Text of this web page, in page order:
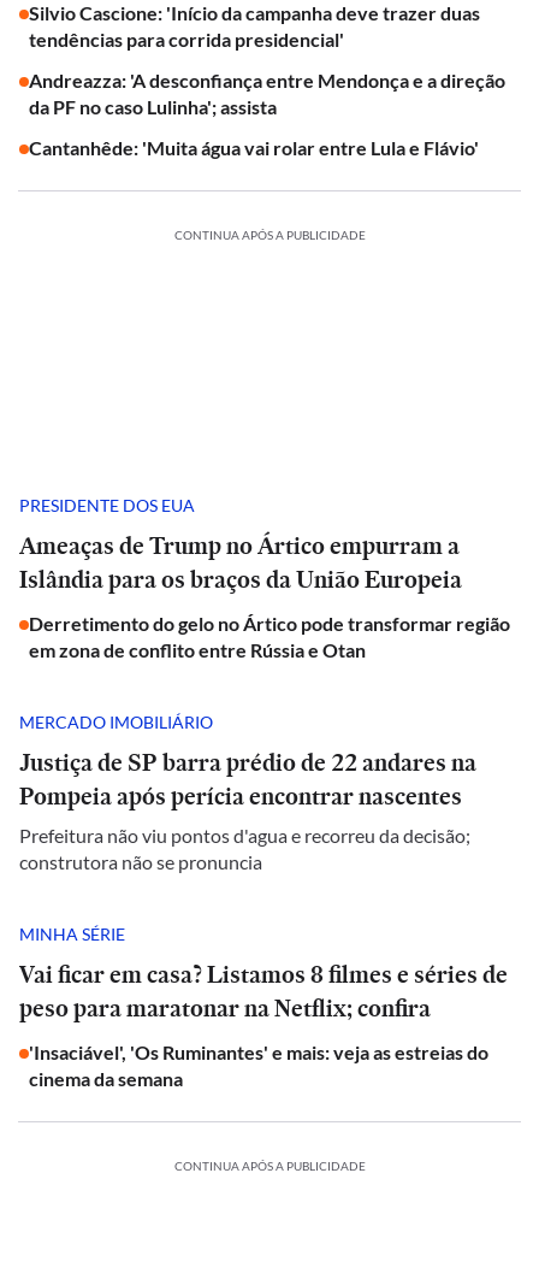
Silvio Cascione: 'Início da campanha deve trazer duas
tendências para corrida presidencial'
Andreazza: 'A desconfiança entre Mendonça e a direção
da PF no caso Lulinha'; assista
Cantanhêde: 'Muita água vai rolar entre Lula e Flávio'
CONTINUA APÓS A PUBLICIDADE
PRESIDENTE DOS EUA
Ameaças de Trump no Ártico empurram a
Islândia para os braços da União Europeia
Derretimento do gelo no Ártico pode transformar região
em zona de conflito entre Rússia e Otan
MERCADO IMOBILIÁRIO
Justiça de SP barra prédio de 22 andares na
Pompeia após perícia encontrar nascentes
Prefeitura não viu pontos d'agua e recorreu da decisão;
construtora não se pronuncia
MINHA SÉRIE
Vai ficar em casa? Listamos 8 filmes e séries de
peso para maratonar na Netflix; confira
'Insaciável', 'Os Ruminantes' e mais: veja as estreias do
cinema da semana
CONTINUA APÓS A PUBLICIDADE